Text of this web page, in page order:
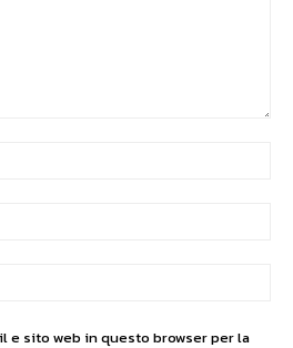
e sito web in questo browser per la